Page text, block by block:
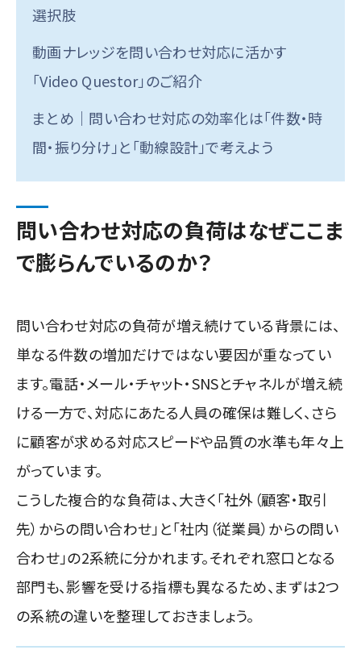
選択肢
動画ナレッジを問い合わせ対応に活かす
「Video Questor」のご紹介
まとめ｜問い合わせ対応の効率化は「件数・時
間・振り分け」と「動線設計」で考えよう
問い合わせ対応の負荷はなぜここま
で膨らんでいるのか？
問い合わせ対応の負荷が増え続けている背景には、
単なる件数の増加だけではない要因が重なってい
ます。電話・メール・チャット・SNSとチャネルが増え続
ける一方で、対応にあたる人員の確保は難しく、さら
に顧客が求める対応スピードや品質の水準も年々上
がっています。
こうした複合的な負荷は、大きく「社外（顧客・取引
先）からの問い合わせ」と「社内（従業員）からの問い
合わせ」の2系統に分かれます。それぞれ窓口となる
部門も、影響を受ける指標も異なるため、まずは2つ
の系統の違いを整理しておきましょう。